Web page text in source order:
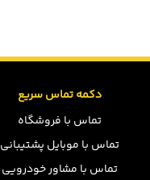
دکمه تماس سریع
تماس با فروشگاه
تماس با موبایل پشتیبانی
تماس با مشاور خودرویی